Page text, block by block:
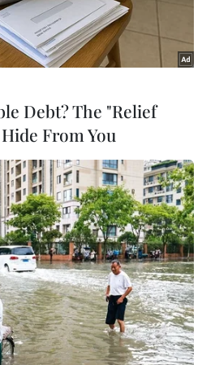
phối hợp tổ chức thử
trực canhcảnh báo
Chỉ đạo phòng chống lụt
Quốc gia tìm kiếm cứu
Biên phòng, Viện Vậtlý
ban Nhân dân thành phố
liên quan đã chứng
định khi phía Tây
khu vực miền Trung từ
trận độngđất 8,8 độ
hiện sóng thần và dự
Debt? The "Relief
From You